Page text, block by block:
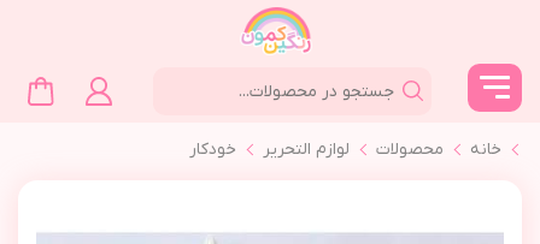
خانه محصولات لوازم التحرير خودكار